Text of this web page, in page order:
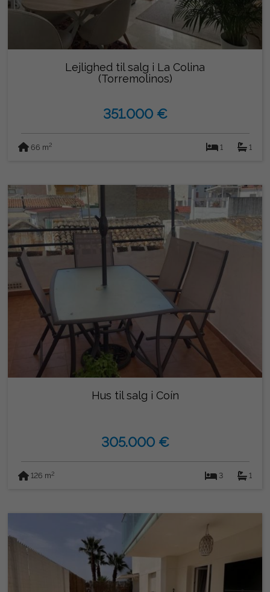
Lejlighed til salg i La Colina
(Torremolinos)
351.000 €
66 m2 1 1
Hus til salg i Coín
305.000 €
126 m2 3 1